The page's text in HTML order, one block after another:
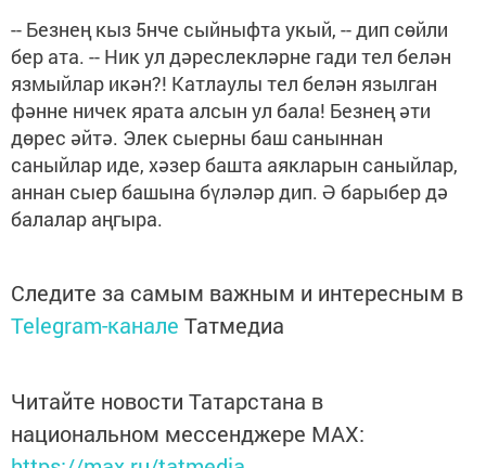
-- Безнең кыз 5нче сыйныфта укый, -- дип сөйли
бер ата. -- Ник ул дәреслекләрне гади тел белән
язмыйлар икән?! Катлаулы тел белән язылган
фәнне ничек ярата алсын ул бала! Безнең әти
дөрес әйтә. Элек сыерны баш саныннан
саныйлар иде, хәзер башта аякларын саныйлар,
аннан сыер башына бүләләр дип. Ә барыбер дә
балалар аңгыра.
Следите за самым важным и интересным в
Telegram-канале Татмедиа
Читайте новости Татарстана в
национальном мессенджере MАХ: